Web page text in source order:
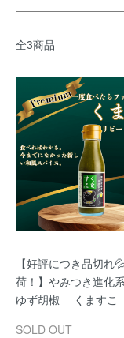
全3商品
【好評につき品切れ
荷！】やみつき進化
ゆず胡椒 くますこ
SOLD OUT